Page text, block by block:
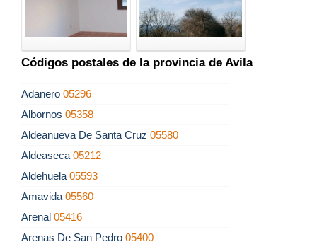
Códigos postales de la provincia de Avila
Adanero 05296
Albornos 05358
Aldeanueva De Santa Cruz 05580
Aldeaseca 05212
Aldehuela 05593
Amavida 05560
Arenal 05416
Arenas De San Pedro 05400